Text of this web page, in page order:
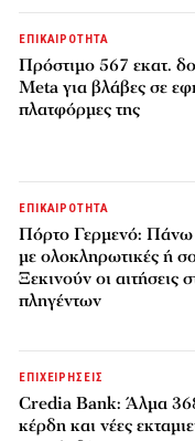
ΕΠΙΚΑΙΡΟΤΗΤΑ
Πρόστιμο 567 εκατ.
Meta για βλάβες σε
πλατφόρμες της
ΕΠΙΚΑΙΡΟΤΗΤΑ
Πόρτο Γερμενό: Πάνω
με ολοκληρωτικές ή
Ξεκινούν οι αιτήσεις
πληγέντων
ΕΠΙΧΕΙΡΗΣΕΙΣ
Credia Bank: Άλμα
κέρδη και νέες